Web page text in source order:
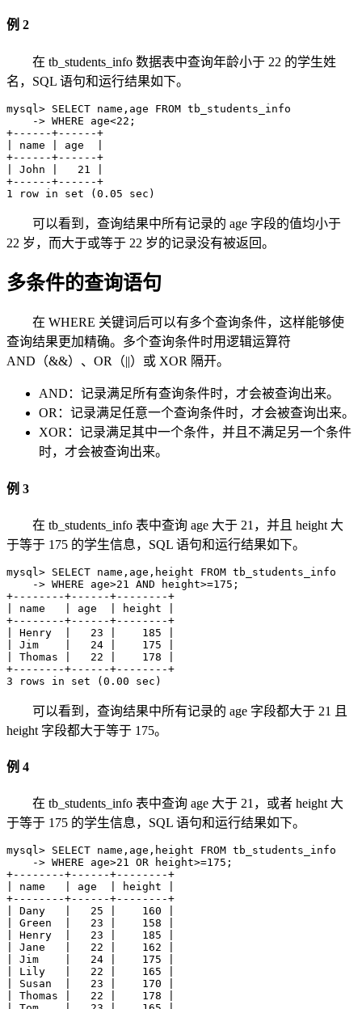
例 2
在 tb_students_info 数据表中查询年龄小于 22 的学生姓
名，SQL 语句和运行结果如下。
mysql> SELECT name,age FROM tb_students_info
    -> WHERE age<22;
+------+------+
| name | age  |
+------+------+
| John |   21 |
+------+------+
1 row in set (0.05 sec)
可以看到，查询结果中所有记录的 age 字段的值均小于
22 岁，而大于或等于 22 岁的记录没有被返回。
多条件的查询语句
在 WHERE 关键词后可以有多个查询条件，这样能够使
查询结果更加精确。多个查询条件时用逻辑运算符
AND（&&）、OR（||）或 XOR 隔开。
AND：记录满足所有查询条件时，才会被查询出来。
OR：记录满足任意一个查询条件时，才会被查询出来。
XOR：记录满足其中一个条件，并且不满足另一个条件
时，才会被查询出来。
例 3
在 tb_students_info 表中查询 age 大于 21，并且 height 大
于等于 175 的学生信息，SQL 语句和运行结果如下。
mysql> SELECT name,age,height FROM tb_students_info
    -> WHERE age>21 AND height>=175;
+--------+------+--------+
| name   | age  | height |
+--------+------+--------+
| Henry  |   23 |    185 |
| Jim    |   24 |    175 |
| Thomas |   22 |    178 |
+--------+------+--------+
3 rows in set (0.00 sec)
可以看到，查询结果中所有记录的 age 字段都大于 21 且
height 字段都大于等于 175。
例 4
在 tb_students_info 表中查询 age 大于 21，或者 height 大
于等于 175 的学生信息，SQL 语句和运行结果如下。
mysql> SELECT name,age,height FROM tb_students_info
    -> WHERE age>21 OR height>=175;
+--------+------+--------+
| name   | age  | height |
+--------+------+--------+
| Dany   |   25 |    160 |
| Green  |   23 |    158 |
| Henry  |   23 |    185 |
| Jane   |   22 |    162 |
| Jim    |   24 |    175 |
| Lily   |   22 |    165 |
| Susan  |   23 |    170 |
| Thomas |   22 |    178 |